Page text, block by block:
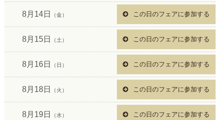
8月14日 （金） この日のフェアに参加する
8月15日 （土） この日のフェアに参加する
8月16日 （日） この日のフェアに参加する
8月18日 （火） この日のフェアに参加する
8月19日 （水） この日のフェアに参加する